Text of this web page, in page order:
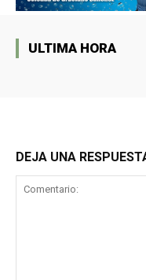
ULTIMA HORA
DEJA UNA